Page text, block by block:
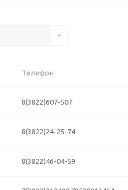
Телефон
8(3822)607-507
8(3822)24-25-74
8(3822)46-04-59